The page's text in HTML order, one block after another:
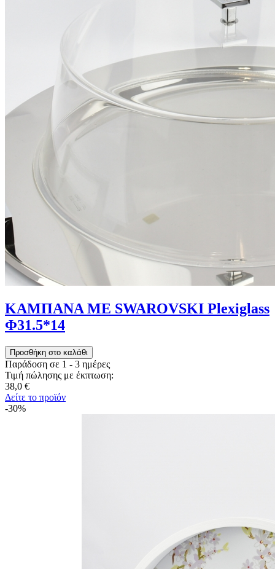
ΚΑΜΠΑΝΑ ME SWAROVSKI Plexiglass
Φ31.5*14
Παράδοση σε 1 - 3 ημέρες
Τιμή πώλησης με έκπτωση:
38,0 €
Δείτε το προϊόν
-30%